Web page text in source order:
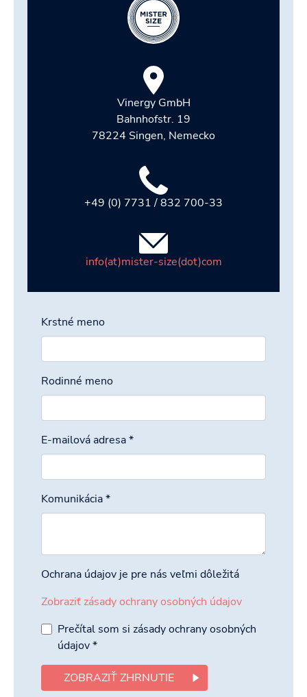
Vinergy GmbH
Bahnhofstr. 19
78224 Singen, Nemecko
+49 (0) 7731 / 832 700-33
info(at)mister-size(dot)com
Krstné meno
Rodinné meno
E-mailová adresa*
Komunikácia*
Ochrana údajov je pre nás veľmi dôležitá
Zobraziť zásady ochrany osobných údajov
Prečítal som si zásady ochrany osobných
údajov*
ZOBRAZIŤ ZHRNUTIE